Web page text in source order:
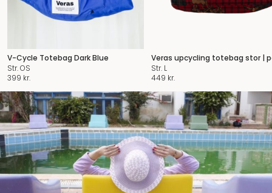
V-Cycle Totebag Dark Blue
Str. OS
399 kr.
Veras upcycling totebag stor |
Str. L
449 kr.